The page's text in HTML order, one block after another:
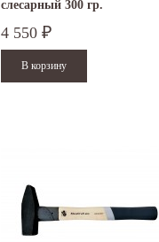
слесарный 300 гр.
4 550 ₽